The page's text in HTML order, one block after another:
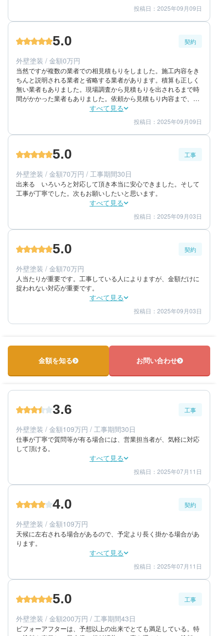
仕上がり 5
満足度 5
60代/男性/一戸建て
築年数：22年
投稿日：2025年09月09日
5.0 契約
外壁塗装 / 金額0万円
当然ですが複数の業者での相見積もりをしました。施工内容をき
ちんと説明される業者と省略する業者があります。積算も正しく
無い業者もありました。現場調査から見積もりを出されるまで時
間がかかった業者もありました。依頼から見積もり内容まで、
しっかり見る必要がありました。
すべて見る
金額感 5
担当者 5
60代/男性/一戸建て
築年数：22年
投稿日：2025年09月09日
5.0 工事
外壁塗装 / 金額70万円 / 工事期間30日
出来る　いろいろと対応して頂き本当に安心できました。そして
工事が丁寧でした。次もお願いしたいと思います。
すべて見る
仕上がり 5
満足度 5
60代/男性/一戸建て
築年数：30年
投稿日：2025年09月03日
5.0 契約
外壁塗装 / 金額70万円
人当たりが重要です。工事している人によりますが、金額だけに
捉われない対応が重要です。
すべて見る
金額感 5
担当者 5
60代/男性/一戸建て
築年数：30年
投稿日：2025年09月03日
金額を知る お問い合わせ
3.6 工事
外壁塗装 / 金額109万円 / 工事期間30日
仕事が丁寧で質問等が有る場合には、営業担当者が、気軽に対応
して頂ける。
すべて見る
仕上がり 4
満足度 4
70代/男性/一戸建て
築年数：35年
投稿日：2025年07月11日
4.0 契約
外壁塗装 / 金額109万円
天候に左右される場合があるので、予定より長く掛かる場合があ
ります。
すべて見る
金額感 4
担当者 4
70代/男性/一戸建て
築年数：35年
投稿日：2025年07月11日
5.0 工事
外壁塗装 / 金額200万円 / 工事期間43日
ビフォーアフターは、予想以上の出来でとても満足している。特